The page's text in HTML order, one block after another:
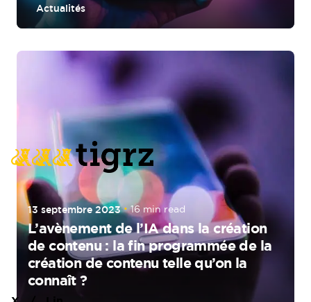
Actualités
Posted by
13 septembre 2023 16 min read
L’avènement de l’IA dans la création
de contenu : la fin programmée de la
création de contenu telle qu’on la
connaît ?